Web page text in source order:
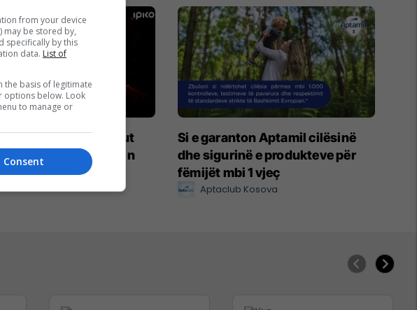
rekordin e trafikut
Kosovë, arrin kulmin
Si e garanton Aptamil cilësinë
dhe sigurinë e produkteve për
fëmijët mbi 1 vjeç
Aptaclub Kosova
from your device
may be stored by,
specifically by this
data. List of
the basis of legitimate
options below. Look
to manage or
Consent